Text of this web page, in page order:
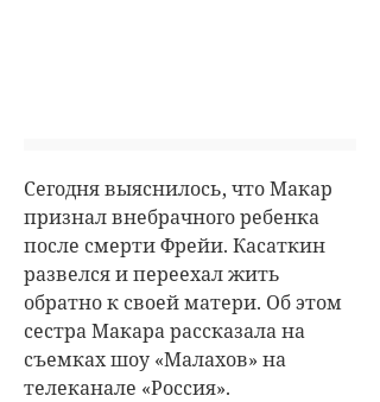
Сегодня выяснилось, что Макар
признал внебрачного ребенка
после смерти Фрейи. Касаткин
развелся и переехал жить
обратно к своей матери. Об этом
сестра Макара рассказала на
съемках шоу «Малахов» на
телеканале «Россия».